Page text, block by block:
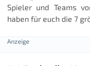
Spieler und Teams
haben für euch die 7